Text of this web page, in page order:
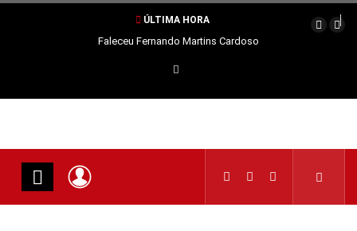
ÚLTIMA HORA
Faleceu Fernando Martins Cardoso